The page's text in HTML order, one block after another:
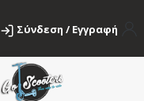
Σύνδεση / Εγγραφή